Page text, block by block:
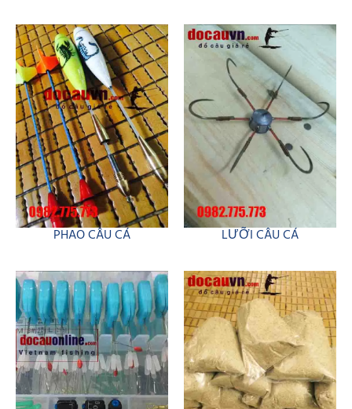
PHAO CÂU CÁ LƯỠI CÂU CÁ